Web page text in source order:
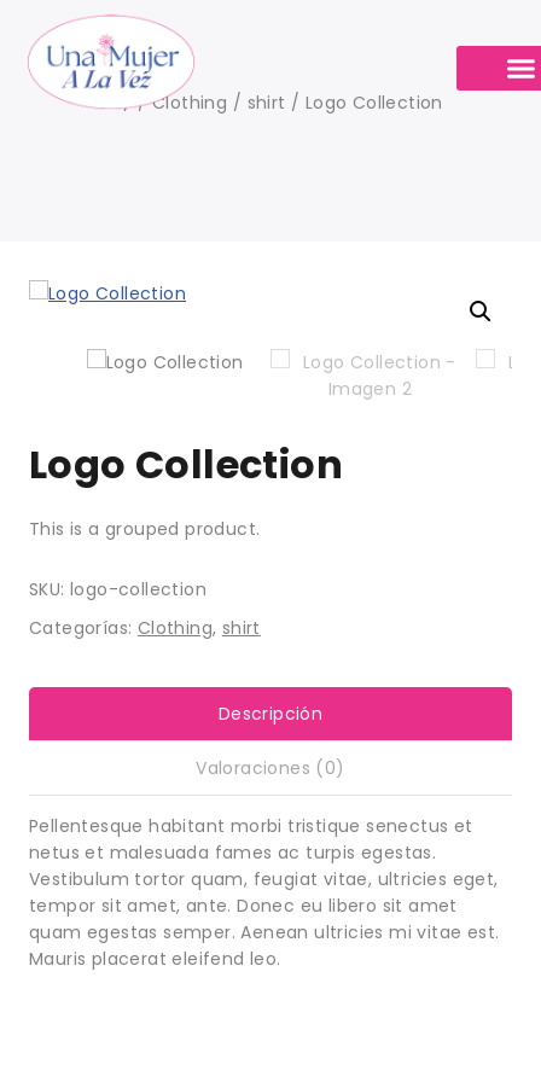
os / / Clothing / shirt / Logo Collection
Logo Collection
This is a grouped product.
SKU: logo-collection
Categorías: Clothing, shirt
Descripción
Valoraciones (0)
Pellentesque habitant morbi tristique senectus et
netus et malesuada fames ac turpis egestas.
Vestibulum tortor quam, feugiat vitae, ultricies eget,
tempor sit amet, ante. Donec eu libero sit amet
quam egestas semper. Aenean ultricies mi vitae est.
Mauris placerat eleifend leo.